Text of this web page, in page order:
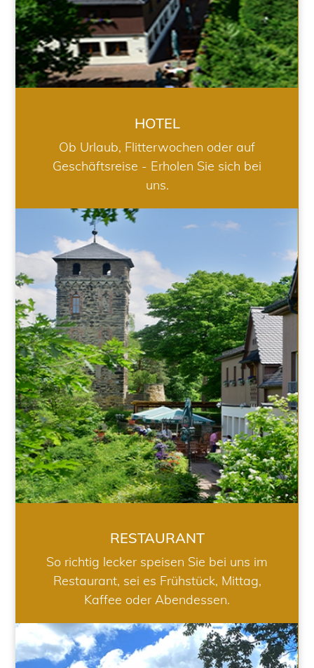
HOTEL
Ob Urlaub, Flitterwochen oder auf
Geschäftsreise - Erholen Sie sich bei
uns.
RESTAURANT
RESTAURANT
So richtig lecker speisen Sie bei uns im
Restaurant, sei es Frühstück, Mittag,
Kaffee oder Abendessen.